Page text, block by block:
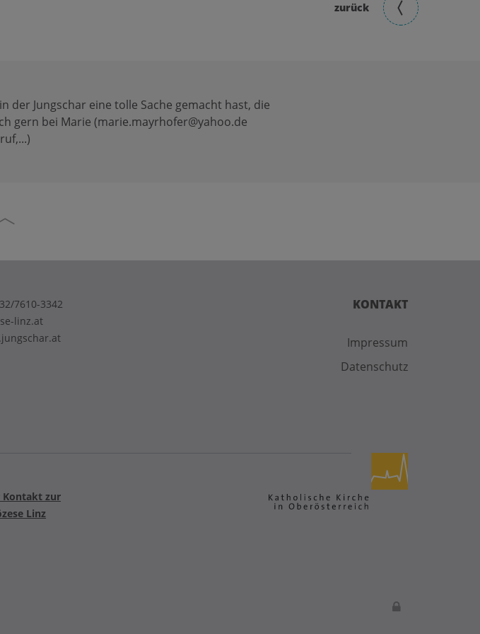
zurück
Jungschar eine tolle Sache gemacht hast, die
gern bei Marie (marie.mayrhofer@yahoo.de
KONTAKT
Impressum
Datenschutz
7610-3342
linz.at
Kontakt zur
Linz